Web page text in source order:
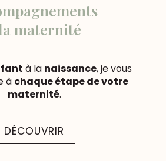
maternité
à la naissance, je vous
à chaque étape de votre
maternité.
DÉCOUVRIR